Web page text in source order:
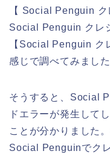
【 Social Penguin
Social Penguin クレ
【Social Penguin
感じで調べてみました
そうすると、Social
ドエラーが発生して
ことが分かりました
Social Penguinでク